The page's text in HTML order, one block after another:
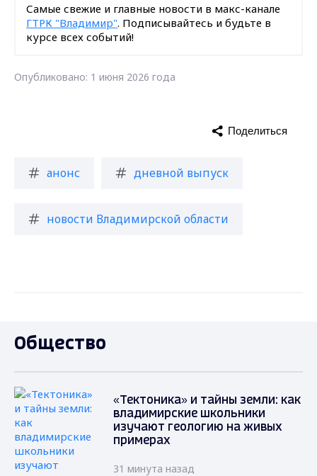
Самые свежие и главные новости в макс-канале
ГТРК "Владимир". Подписывайтесь и будьте в
курсе всех событий!
Опубликовано: 1 июня 2026 года
анонс дневной выпуск
новости Владимирской области
Поделиться
Общество
«Тектоника» и тайны земли: как
владимирские школьники
изучают геологию на живых
примерах
31 минута назад